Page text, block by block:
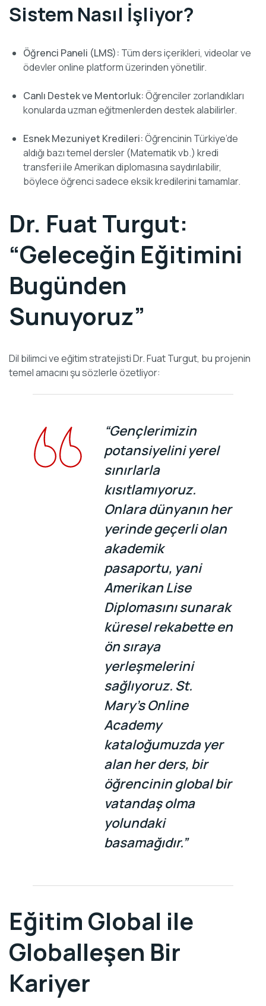
Sistem Nasıl İşliyor?
Öğrenci Paneli (LMS): Tüm ders içerikleri, videolar ve
ödevler online platform üzerinden yönetilir.
Canlı Destek ve Mentorluk:Öğrenciler zorlandıkları
konularda uzman eğitmenlerden destek alabilirler.
Esnek Mezuniyet Kredileri:Öğrencinin Türkiye’de
aldığı bazı temel dersler (Matematik vb.) kredi
transferi ile Amerikan diplomasına saydırılabilir,
böylece öğrenci sadece eksik kredilerini tamamlar.
Dr. Fuat Turgut:
“Geleceğin Eğitimini
Bugünden
Sunuyoruz”
Dil bilimci ve eğitim stratejisti Dr. Fuat Turgut, bu projenin
temel amacını şu sözlerle özetliyor:
“Gençlerimizin
potansiyelini yerel
sınırlarla
kısıtlamıyoruz.
Onlara dünyanın her
yerinde geçerli olan
akademik
pasaportu, yani
Amerikan Lise
Diplomasını sunarak
küresel rekabette en
ön sıraya
yerleşmelerini
sağlıyoruz. St.
Mary’s Online
Academy
kataloğumuzda yer
alan her ders, bir
öğrencinin global bir
vatandaş olma
yolundaki
basamağıdır.”
Eğitim Global ile
Globalleşen Bir
Kariyer